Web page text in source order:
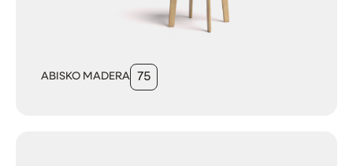
ABISKO MADERA 75